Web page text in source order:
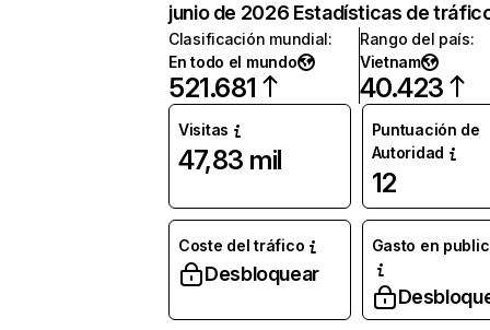
junio de 2026 Estadísticas de
Clasificación mundial:
En todo el mundo
521.681
Rango del país:
Vietnam
40.423
Visitas
47,83 mil
Puntuación de
Autoridad
12
Coste del tráfico
Desbloquear
Gasto en